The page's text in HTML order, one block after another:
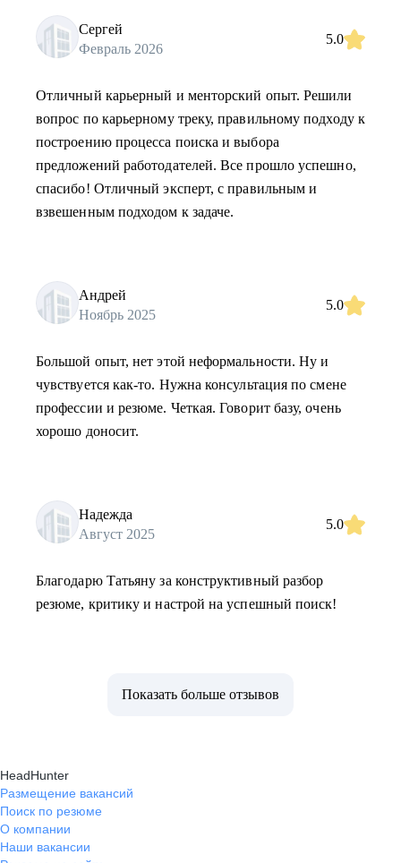
Сергей
Февраль 2026
5.0
Отличный карьерный и менторский опыт. Решили
вопрос по карьерному треку, правильному подходу к
построению процесса поиска и выбора
предложений работодателей. Все прошло успешно,
спасибо! Отличный эксперт, с правильным и
взвешенным подходом к задаче.
Андрей
Ноябрь 2025
5.0
Большой опыт, нет этой неформальности. Ну и
чувствуется как-то. Нужна консультация по смене
профессии и резюме. Четкая. Говорит базу, очень
хорошо доносит.
Надежда
Август 2025
5.0
Благодарю Татьяну за конструктивный разбор
резюме, критику и настрой на успешный поиск!
Показать больше отзывов
HeadHunter
Размещение вакансий
Поиск по резюме
О компании
Наши вакансии